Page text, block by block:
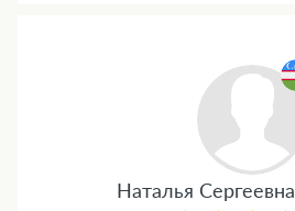
Наталья Сергеевна